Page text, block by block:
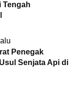
Tengah
Penegak
Senjata Api di